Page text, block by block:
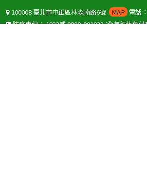
100008 臺北市中正區林森南路6號 MAP 電話
防疫專線：1922或0800-001922(全年無休免付